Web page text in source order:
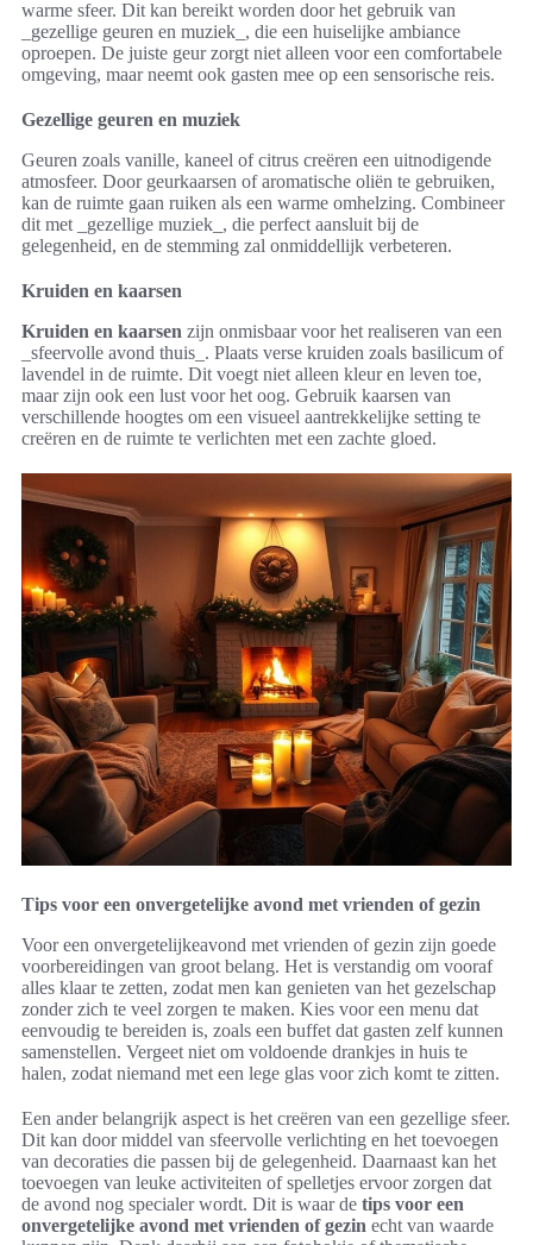
warme sfeer. Dit kan bereikt worden door het gebruik van
_gezellige geuren en muziek_, die een huiselijke ambiance
oproepen. De juiste geur zorgt niet alleen voor een comfortabele
omgeving, maar neemt ook gasten mee op een sensorische reis.
Gezellige geuren en muziek
Geuren zoals vanille, kaneel of citrus creëren een uitnodigende
atmosfeer. Door geurkaarsen of aromatische oliën te gebruiken,
kan de ruimte gaan ruiken als een warme omhelzing. Combineer
dit met _gezellige muziek_, die perfect aansluit bij de
gelegenheid, en de stemming zal onmiddellijk verbeteren.
Kruiden en kaarsen
Kruiden en kaarsen zijn onmisbaar voor het realiseren van een
_sfeervolle avond thuis_. Plaats verse kruiden zoals basilicum of
lavendel in de ruimte. Dit voegt niet alleen kleur en leven toe,
maar zijn ook een lust voor het oog. Gebruik kaarsen van
verschillende hoogtes om een visueel aantrekkelijke setting te
creëren en de ruimte te verlichten met een zachte gloed.
Tips voor een onvergetelijke avond met vrienden of gezin
Voor een onvergetelijkeavond met vrienden of gezin zijn goede
voorbereidingen van groot belang. Het is verstandig om vooraf
alles klaar te zetten, zodat men kan genieten van het gezelschap
zonder zich te veel zorgen te maken. Kies voor een menu dat
eenvoudig te bereiden is, zoals een buffet dat gasten zelf kunnen
samenstellen. Vergeet niet om voldoende drankjes in huis te
halen, zodat niemand met een lege glas voor zich komt te zitten.
Een ander belangrijk aspect is het creëren van een gezellige sfeer.
Dit kan door middel van sfeervolle verlichting en het toevoegen
van decoraties die passen bij de gelegenheid. Daarnaast kan het
toevoegen van leuke activiteiten of spelletjes ervoor zorgen dat
de avond nog specialer wordt. Dit is waar de tips voor een
onvergetelijke avond met vrienden of gezin echt van waarde